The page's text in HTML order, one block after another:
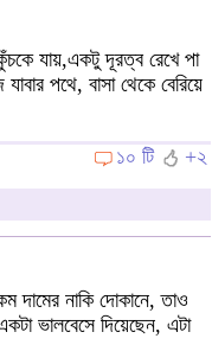
যায়,একটু দূরত্ব রেখে পা
পথে, বাসা থেকে বেরিয়ে
১০ টি
+২
দামের নাকি দোকানে, তাও
ভালবেসে দিয়েছেন, এটা